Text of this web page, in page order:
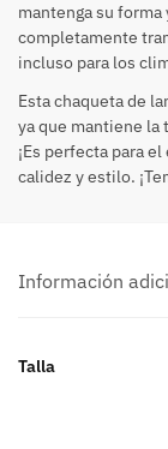
mantenga su
completamente
incluso para los
Esta chaqueta de
ya que mantiene
¡Es perfecta para
calidez y estilo.
Información
Talla